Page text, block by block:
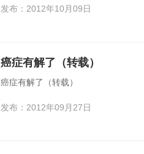
发布：2012年10月09日
癌症有解了（转载）
癌症有解了（转载）
发布：2012年09月27日